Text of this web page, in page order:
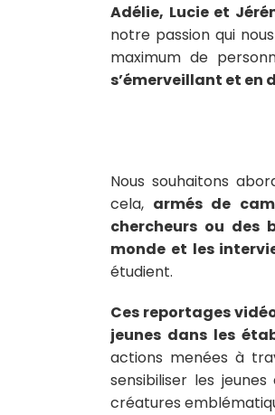
Adélie, Lucie et
notre passion qui
maximum de
s’émerveillant et en
Nous souhaitons
cela, armés de
chercheurs ou des
monde et les
étudient.
Ces reportages
jeunes dans les
actions menées à
sensibiliser les
créatures